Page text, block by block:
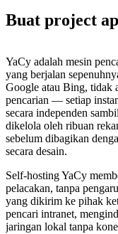
Buat project
YaCy adalah mesin
yang berjalan
Google atau Bing, tidak
pencarian — setiap
secara independen
dikelola oleh ribuan
sebelum dibagikan
secara desain.
Self-hosting YaCy
pelacakan, tanpa
yang dikirim ke pihak
pencari intranet,
jaringan lokal tanpa